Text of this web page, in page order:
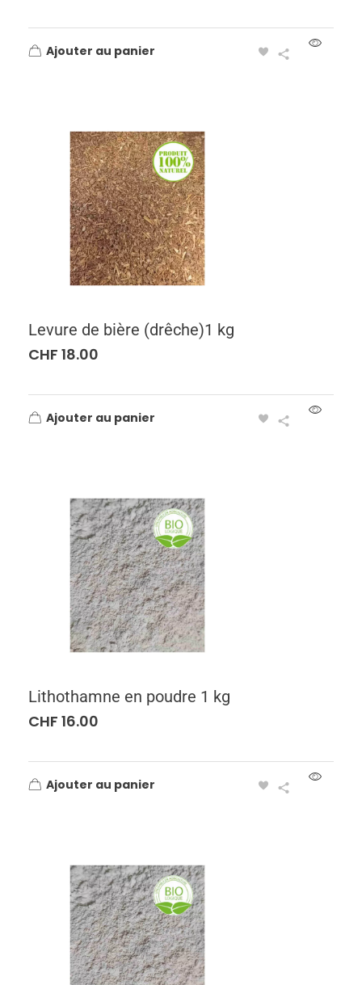
Ajouter au panier
Levure de bière (drêche)1 kg
CHF 18.00
Ajouter au panier
Lithothamne en poudre 1 kg
CHF 16.00
Ajouter au panier